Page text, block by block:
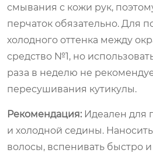
смывания с кожи рук,
перчаток обязательно. Для
холодного оттенка между
средство №1, но
раза в неделю не
пересушивания кутикулы.
Рекомендация: Идеален для
и холодной седины.
волосы, вспенивать быстро